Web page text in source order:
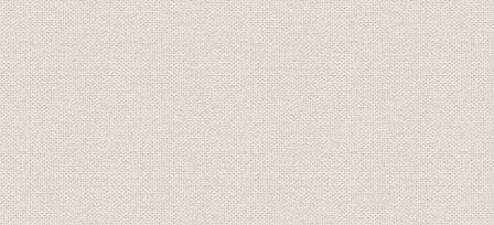
財務・業績 収入額の推移 昭和45年
財務・業績 全営業収入に占める割合の推移 昭和45年
財務・業績 連結決算の推移 昭